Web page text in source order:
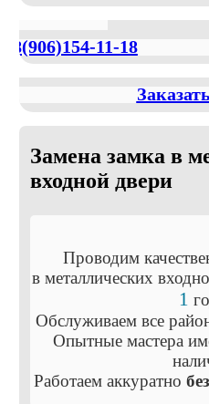
8(906)154-11-18
Замена замка в
входной двери
Проводим
в металлических
1
Обслуживаем все
Опытные мастера
Работаем аккуратно